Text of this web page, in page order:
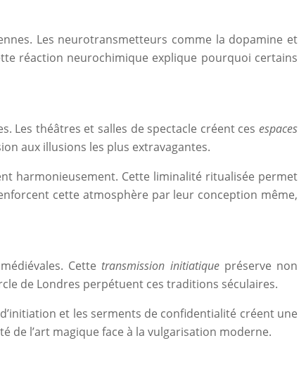
Les neurotransmetteurs comme la dopamine et
réaction neurochimique explique pourquoi certains
Les théâtres et salles de spectacle créent ces espaces
aux illusions les plus extravagantes.
harmonieusement. Cette liminalité ritualisée permet
cette atmosphère par leur conception même,
Cette transmission initiatique préserve non
de Londres perpétuent ces traditions séculaires.
et les serments de confidentialité créent une
de l’art magique face à la vulgarisation moderne.